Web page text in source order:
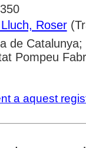
Roser
de
Pompeu
a aquest